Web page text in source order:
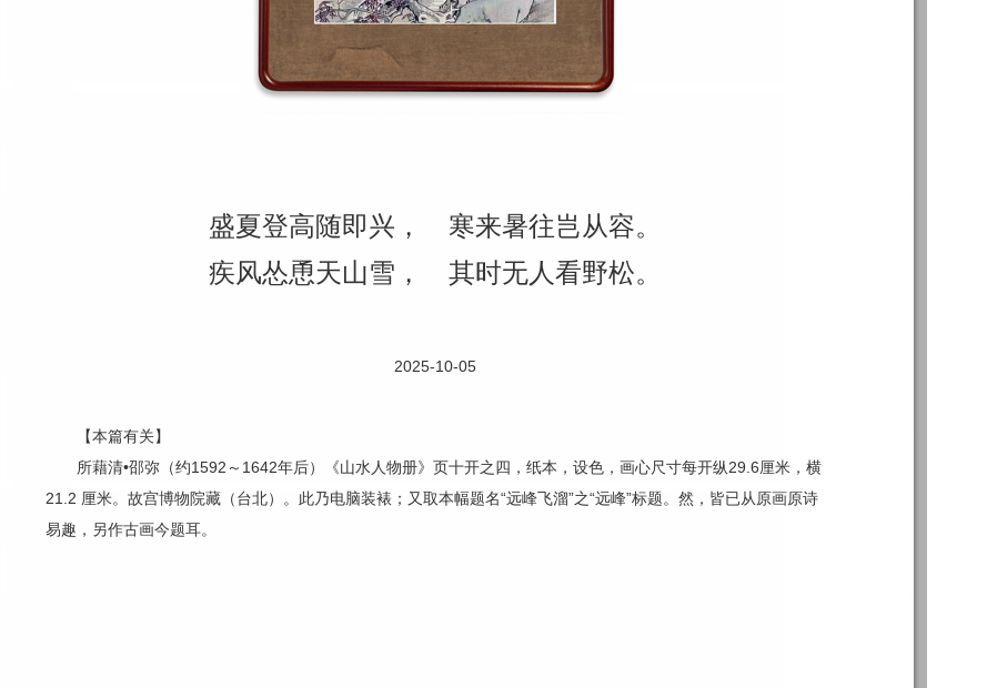
盛夏登高随即兴， 寒来暑往岂从容。
疾风怂恿天山雪， 其时无人看野松。
2025-10-05
【本篇有关】
所藉清•邵弥（约1592～1642年后）《山水人物册》页十开之四，纸本，设色，画心尺寸每开纵29.6厘米，横
21.2 厘米。故宫博物院藏（台北）。此乃电脑装裱；又取本幅题名“远峰飞溜”之“远峰”标题。然，皆已从原画原诗
易趣，另作古画今题耳。